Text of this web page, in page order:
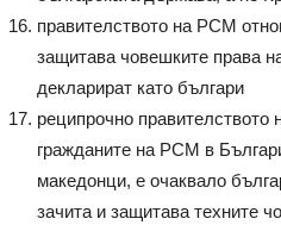
правителството на РСМ
защитава човешките права
декларират като българи
реципрочно
гражданите на РСМ в
македонци, е очаквало
зачита и защитава техните